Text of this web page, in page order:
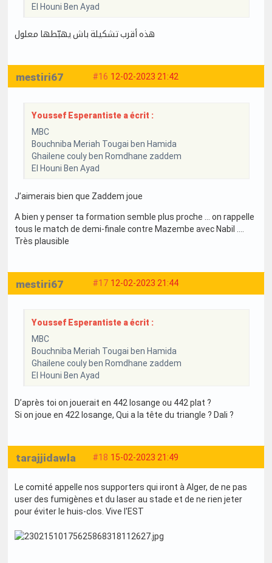
El Houni Ben Ayad
هذه أقرب تشكيلة باش يهبّطها معلول
#16 12-02-2023 21:42
mestiri67
Youssef Esperantiste a écrit :
MBC
Bouchniba Meriah Tougai ben Hamida
Ghailene couly ben Romdhane zaddem
El Houni Ben Ayad
J’aimerais bien que Zaddem joue
A bien y penser ta formation semble plus proche … on rappelle
tous le match de demi-finale contre Mazembe avec Nabil ….
Très plausible
#17 12-02-2023 21:44
mestiri67
Youssef Esperantiste a écrit :
MBC
Bouchniba Meriah Tougai ben Hamida
Ghailene couly ben Romdhane zaddem
El Houni Ben Ayad
D’après toi on jouerait en 442 losange ou 442 plat ?
Si on joue en 422 losange, Qui a la tête du triangle ? Dali ?
#18 15-02-2023 21:49
tarajjidawla
Le comité appelle nos supporters qui iront à Alger, de ne pas
user des fumigènes et du laser au stade et de ne rien jeter
pour éviter le huis-clos. Vive l'EST